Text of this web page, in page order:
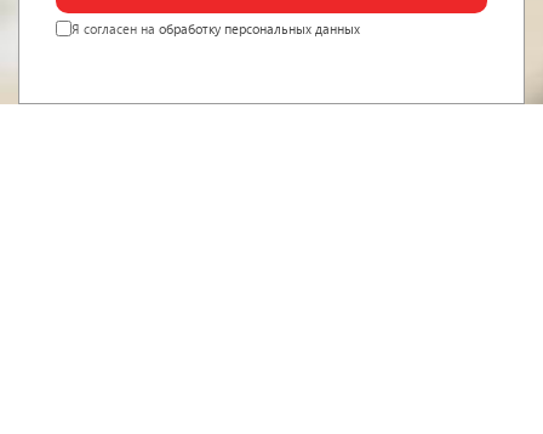
Я согласен на обработку персональных данных